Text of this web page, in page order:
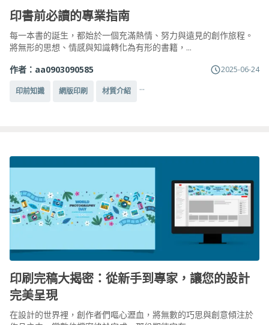
印書前必讀的專業指南
每一本書的誕生，都始於一個充滿熱情、努力與遠見的創作旅程。
將無形的思想、情感與知識轉化為有形的書籍，...
作者： aa0903090585 2025-06-24
印前知識 網版印刷 材質介紹 ...
印刷完稿大揭密：從新手到專家，讓您的設計
完美呈現
在設計的世界裡，創作者們嘔心瀝血，將無數的巧思與創意傾注於